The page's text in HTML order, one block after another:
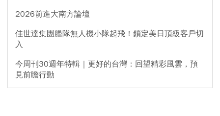
2026前進大南方論壇
佳世達集團艦隊無人機小隊起飛！鎖定美日頂級客戶切
入
今周刊30週年特輯｜更好的台灣：回望精彩風雲，預
見前瞻行動